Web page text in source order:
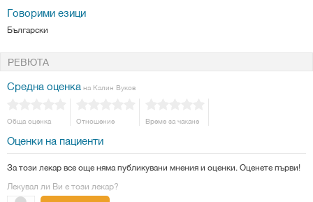
Говорими езици
Български
РЕВЮТА
Средна оценка на Калин Вуков
Обща оценка Отношение Време за чакане
Оценки на пациенти
За този лекар все още няма публикувани мнения и оценки. Оценете първи!
Лекувал ли Ви е този лекар?